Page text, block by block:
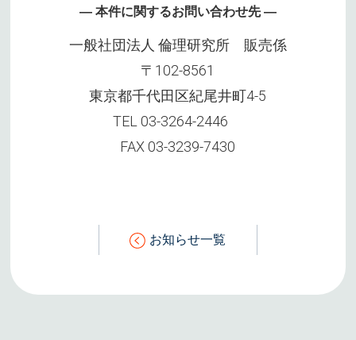
― 本件に関するお問い合わせ先 ―
一般社団法人 倫理研究所 販売係
〒102-8561
東京都千代田区紀尾井町4-5
TEL 03-3264-2446
FAX 03-3239-7430
お知らせ一覧